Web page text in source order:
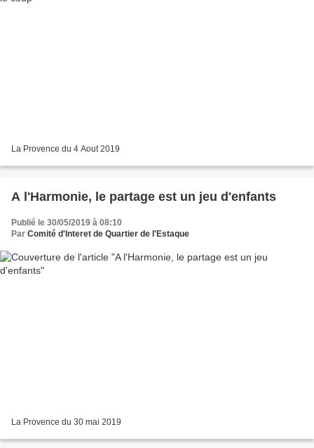
La Provence du 4 Aout 2019
A l'Harmonie, le partage est un jeu d'enfants
Publié le 30/05/2019 à 08:10
Par Comité d'Interet de Quartier de l'Estaque
La Provence du 30 mai 2019